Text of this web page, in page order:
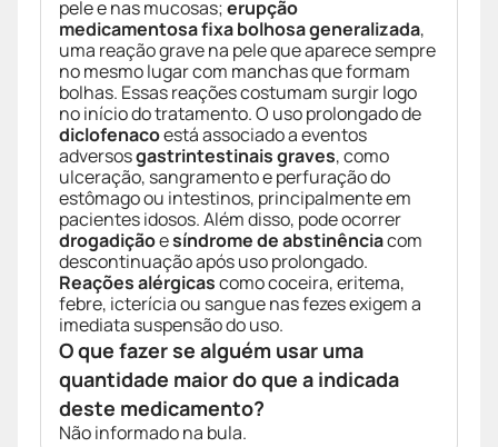
pele e nas mucosas;erupção
medicamentosa fixa bolhosa generalizada,
uma reação grave na pele que aparece sempre
no mesmo lugar com manchas que formam
bolhas. Essas reações costumam surgir logo
no início do tratamento. O uso prolongado de
diclofenacoestá associado a eventos
adversosgastrintestinais graves, como
ulceração, sangramento e perfuração do
estômago ou intestinos, principalmente em
pacientes idosos. Além disso, pode ocorrer
drogadiçãoesíndrome de abstinênciacom
descontinuação após uso prolongado.
Reações alérgicascomo coceira, eritema,
febre, icterícia ou sangue nas fezes exigem a
imediata suspensão do uso.
O que fazer se alguém usar uma
quantidade maior do que a indicada
deste medicamento?
Não informado na bula.